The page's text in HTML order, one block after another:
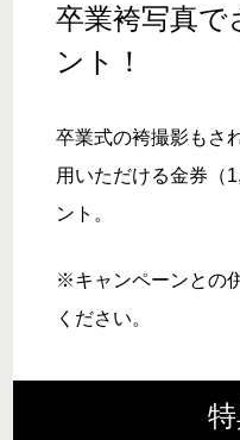
卒業袴写真
ント！
卒業式の袴撮影もさ
用いただける金券（
ント。
※キャンペーンとの
ください。